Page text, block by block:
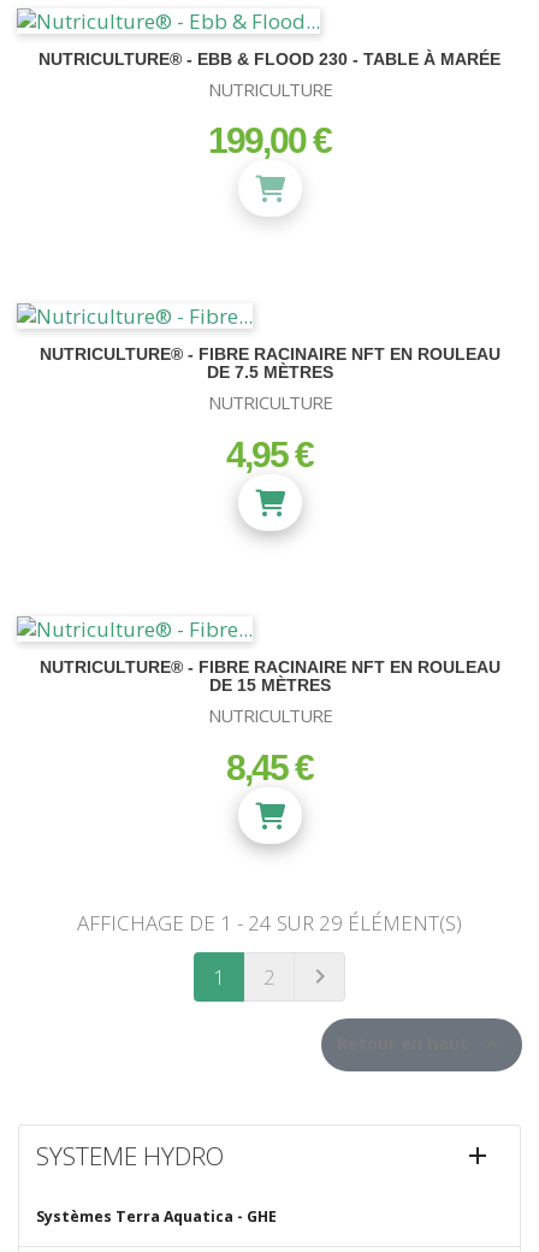
SYSTEME HYDRO 
Systèmes Terra Aquatica - GHE
NUTRICULTURE® - EBB & FLOOD 230 - TABLE À MARÉE
NUTRICULTURE
prix
199,00 €
NUTRICULTURE® - FIBRE RACINAIRE NFT EN ROULEAU
DE 7.5 MÈTRES
NUTRICULTURE
prix
4,95 €
NUTRICULTURE® - FIBRE RACINAIRE NFT EN ROULEAU
DE 15 MÈTRES
NUTRICULTURE
prix
8,45 €
AFFICHAGE DE 1 - 24 SUR 29 ÉLÉMENT(S)
1
2 SUIVANT
